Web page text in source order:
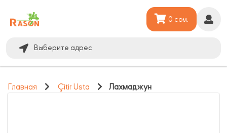
Выберите адрес
0 сом.
Главная Çitir Usta Лахмаджун